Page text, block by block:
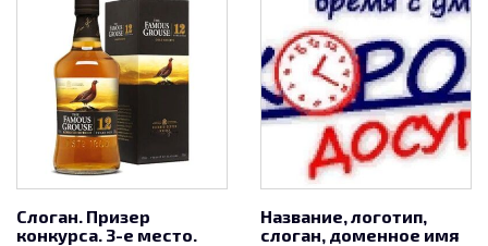
Слоган. Призер
конкурса. 3-е место.
Название, логотип,
слоган, доменное имя